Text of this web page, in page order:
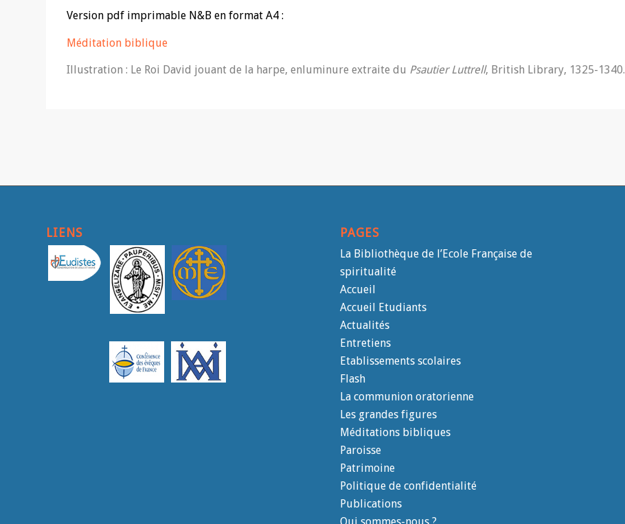
Version pdf imprimable N&B en format A4 :
Méditation biblique
Illustration : Le Roi David jouant de la harpe, enluminure extraite du Psautier Luttrell, British Library, 1325-1340.
LIENS PAGES
La Bibliothèque de l’Ecole Française de
spiritualité
Accueil
Accueil Etudiants
Actualités
Entretiens
Etablissements scolaires
Flash
La communion oratorienne
Les grandes figures
Méditations bibliques
Paroisse
Patrimoine
Politique de confidentialité
Publications